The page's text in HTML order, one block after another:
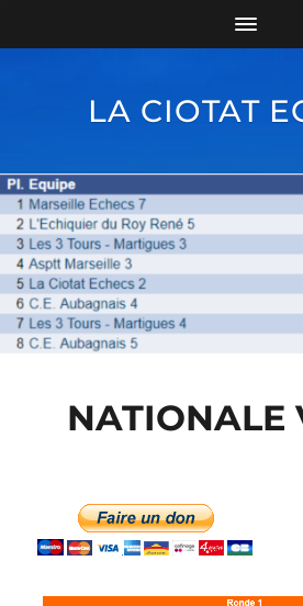
LA CIOTAT
NATIONALE